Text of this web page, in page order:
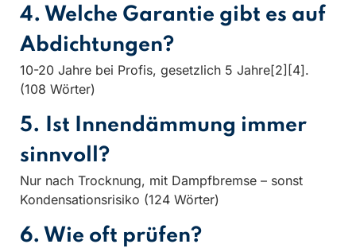
4. Welche Garantie gibt es auf
Abdichtungen?
10-20 Jahre bei Profis, gesetzlich 5 Jahre[2][4].
(108 Wörter)
5. Ist Innendämmung immer
sinnvoll?
Nur nach Trocknung, mit Dampfbremse – sonst
Kondensationsrisiko (124 Wörter)
6. Wie oft prüfen?